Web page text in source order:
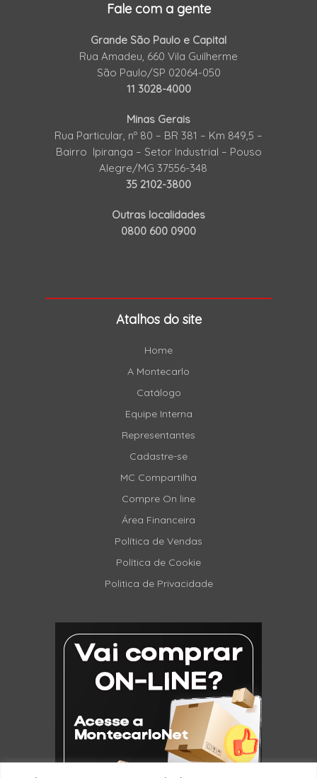
Fale com a gente
Grande São Paulo e Capital
Rua Amadeu, 660 Vila Guilherme
São Paulo/SP 02064-050
11 3028-4000
Minas Gerais
Rua Particular, nº 80 – BR 381 – Km 849,5 –
Bairro Ipiranga – Setor Industrial – Pouso
Alegre/MG 37556-348
35 2102-3800
Outras localidades
0800 600 0900
Atalhos do site
Home
A Montecarlo
Catálogo
Equipe Interna
Representantes
Cadastre-se
MC Compartilha
Compre On line
Área Financeira
Política de Vendas
Política de Cookie
Politica de Privacidade